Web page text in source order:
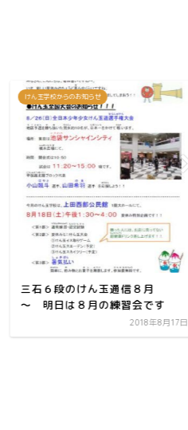
けん玉学校からのお知らせ
三石６段のけん玉通信８月
～ 明日は８月の練習会です
2018年8月17日